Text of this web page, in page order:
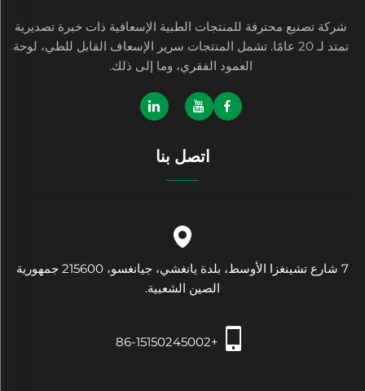
شركة تصنيع محترفة للمنتجات الطبية الإسعافية ذات خبرة تصديرية
تمتد لـ 20 عامًا. تشمل المنتجات سرير الإسعاف القابل للطي، لوحة
العمود الفقري، وما إلى ذلك.
اتصل بنا
7 شارع تشينغزا الأوسط، بلدة يانغشي، جيانغسو، 215600 جمهورية
الصين الشعبية.
+86-15150245002